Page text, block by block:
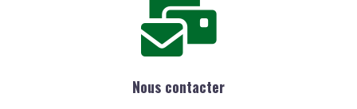
Nous contacter